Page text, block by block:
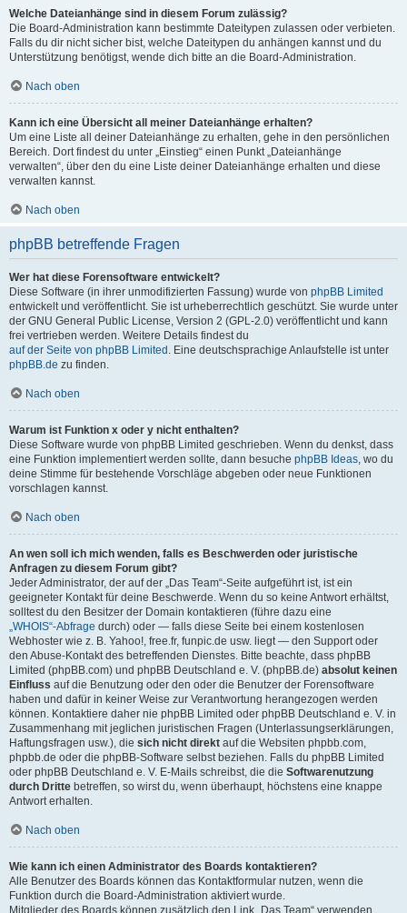
Welche Dateianhänge sind in diesem Forum zulässig?
Die Board-Administration kann bestimmte Dateitypen zulassen oder verbieten.
Falls du dir nicht sicher bist, welche Dateitypen du anhängen kannst und du
Unterstützung benötigst, wende dich bitte an die Board-Administration.
Nach oben
Kann ich eine Übersicht all meiner Dateianhänge erhalten?
Um eine Liste all deiner Dateianhänge zu erhalten, gehe in den persönlichen
Bereich. Dort findest du unter „Einstieg“ einen Punkt „Dateianhänge
verwalten“, über den du eine Liste deiner Dateianhänge erhalten und diese
verwalten kannst.
Nach oben
phpBB betreffende Fragen
Wer hat diese Forensoftware entwickelt?
Diese Software (in ihrer unmodifizierten Fassung) wurde von phpBB Limited
entwickelt und veröffentlicht. Sie ist urheberrechtlich geschützt. Sie wurde unter
der GNU General Public License, Version 2 (GPL-2.0) veröffentlicht und kann
frei vertrieben werden. Weitere Details findest du
auf der Seite von phpBB Limited . Eine deutschsprachige Anlaufstelle ist unter
phpBB.de zu finden.
Nach oben
Warum ist Funktion x oder y nicht enthalten?
Diese Software wurde von phpBB Limited geschrieben. Wenn du denkst, dass
eine Funktion implementiert werden sollte, dann besuche phpBB Ideas, wo du
deine Stimme für bestehende Vorschläge abgeben oder neue Funktionen
vorschlagen kannst.
Nach oben
An wen soll ich mich wenden, falls es Beschwerden oder juristische
Anfragen zu diesem Forum gibt?
Jeder Administrator, der auf der „Das Team“-Seite aufgeführt ist, ist ein
geeigneter Kontakt für deine Beschwerde. Wenn du so keine Antwort erhältst,
solltest du den Besitzer der Domain kontaktieren (führe dazu eine
„WHOIS“-Abfrage durch) oder — falls diese Seite bei einem kostenlosen
Webhoster wie z. B. Yahoo!, free.fr, funpic.de usw. liegt — den Support oder
den Abuse-Kontakt des betreffenden Dienstes. Bitte beachte, dass phpBB
Limited (phpBB.com) und phpBB Deutschland e. V. (phpBB.de) absolut keinen
Einfluss auf die Benutzung oder den oder die Benutzer der Forensoftware
haben und dafür in keiner Weise zur Verantwortung herangezogen werden
können. Kontaktiere daher nie phpBB Limited oder phpBB Deutschland e. V. in
Zusammenhang mit jeglichen juristischen Fragen (Unterlassungserklärungen,
Haftungsfragen usw.), die sich nicht direkt auf die Websiten phpbb.com,
phpbb.de oder die phpBB-Software selbst beziehen. Falls du phpBB Limited
oder phpBB Deutschland e. V. E-Mails schreibst, die die Softwarenutzung
durch Dritte betreffen, so wirst du, wenn überhaupt, höchstens eine knappe
Antwort erhalten.
Nach oben
Wie kann ich einen Administrator des Boards kontaktieren?
Alle Benutzer des Boards können das Kontaktformular nutzen, wenn die
Funktion durch die Board-Administration aktiviert wurde.
Mitglieder des Boards können zusätzlich den Link „Das Team“ verwenden.